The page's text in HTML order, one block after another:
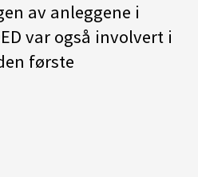
av anleggene i
var også involvert i
første